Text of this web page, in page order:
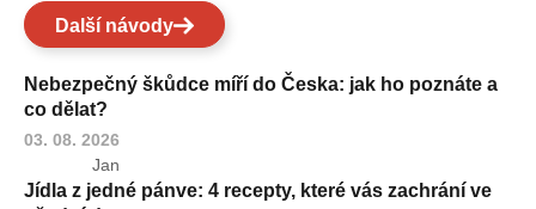
Další návody
Nebezpečný škůdce míří do Česka: jak ho poznáte a
co dělat?
03. 08. 2026
Jan
Jídla z jedné pánve: 4 recepty, které vás zachrání ve